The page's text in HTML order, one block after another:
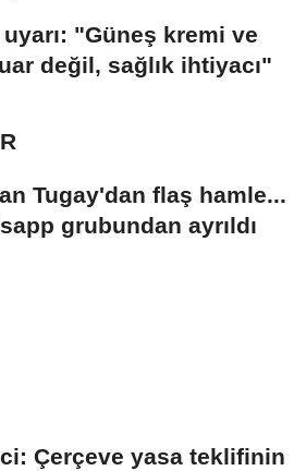
"Güneş kremi ve
değil, sağlık ihtiyacı"
Tugay'dan flaş hamle...
grubundan ayrıldı
Çerçeve yasa teklifinin